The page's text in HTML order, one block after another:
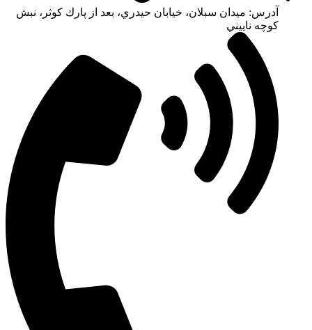
آدرس: ميدان سبلان، خيابان حيدري، بعد از پارك كوثر، نبش
كوچه ناييني